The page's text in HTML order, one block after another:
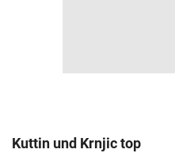
Kuttin und Krnjic top